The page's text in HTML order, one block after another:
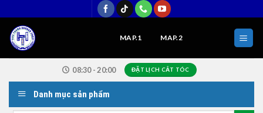
to
content
MAP.1 MAP.2
08:30 - 20:00 ĐẶT LỊCH CẮT TÓC
Danh mục sản phẩm